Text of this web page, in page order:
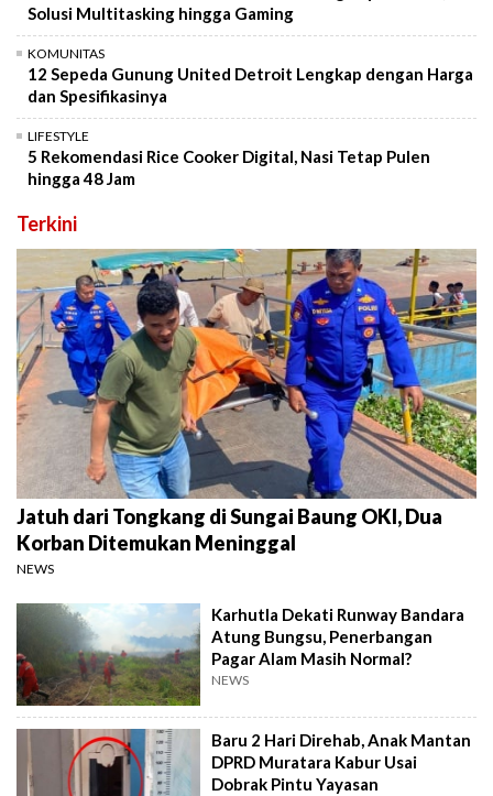
Solusi Multitasking hingga Gaming
KOMUNITAS
12 Sepeda Gunung United Detroit Lengkap dengan Harga
dan Spesifikasinya
LIFESTYLE
5 Rekomendasi Rice Cooker Digital, Nasi Tetap Pulen
hingga 48 Jam
Terkini
Jatuh dari Tongkang di Sungai Baung OKI, Dua
Korban Ditemukan Meninggal
NEWS
Karhutla Dekati Runway Bandara
Atung Bungsu, Penerbangan
Pagar Alam Masih Normal?
NEWS
Baru 2 Hari Direhab, Anak Mantan
DPRD Muratara Kabur Usai
Dobrak Pintu Yayasan